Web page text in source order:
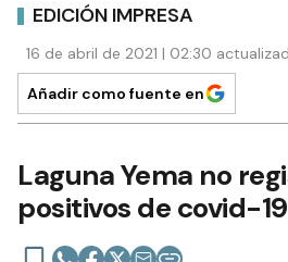
EDICIÓN IMPRESA
16 de abril de 2021 | 02:30
Añadir como fuente en
Laguna Yema no
positivos de covid-19